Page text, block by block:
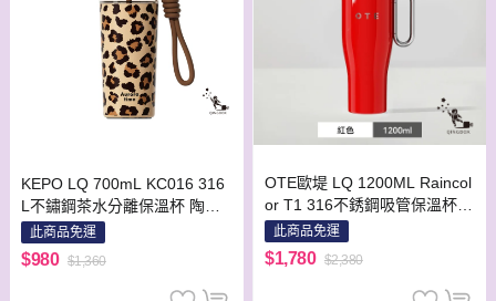
KEPO LQ 700mL KC016 316
L不鏽鋼茶水分離保溫杯 陶瓷
款 潘瑟拉
此商品免運
$980 $1,360
OTE歐堤 LQ 1200ML Raincol
or T1 316不銹鋼吸管保溫杯
隨行杯 保溫杯 紅色
此商品免運
$1,780 $2,380